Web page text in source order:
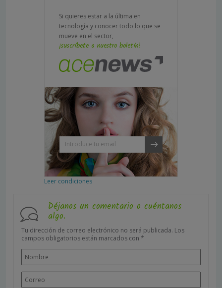
Si quieres estar a la última en
tecnología y conocer todo lo que se
mueve en el sector,
¡suscríbete a nuestro boletín!
Leer condiciones
Déjanos un comentario o cuéntanos
algo.
Tu dirección de correo electrónico no será publicada. Los
campos obligatorios están marcados con *